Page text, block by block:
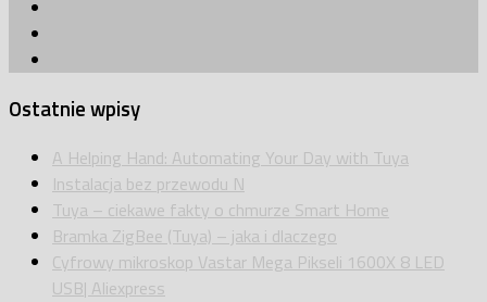
Ostatnie wpisy
A Helping Hand: Automating Your Day with Tuya
Instalacja bez przewodu N
Tuya – ciekawe fakty o chmurze Smart Home
Bramka ZigBee (Tuya) – jaka i dlaczego
Cyfrowy mikroskop Vastar Mega Pikseli 1600X 8 LED
USB| Aliexpress